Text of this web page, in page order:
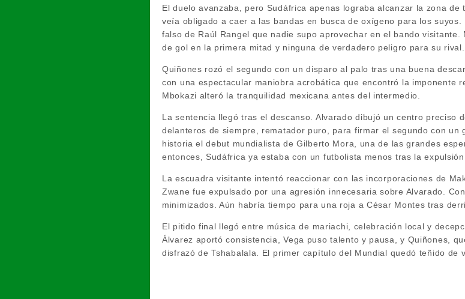
El duelo avanzaba, pero Sudáfrica apenas lograba alcanzar la zona
veía obligado a caer a las bandas en busca de oxígeno para los
falso de Raúl Rangel que nadie supo aprovechar en el bando
de gol en la primera mitad y ninguna de verdadero peligro para su rival.
Quiñones rozó el segundo con un disparo al palo tras una buena
con una espectacular maniobra acrobática que encontró la imponente
Mbokazi alteró la tranquilidad mexicana antes del intermedio.
La sentencia llegó tras el descanso. Alvarado dibujó un centro preciso
delanteros de siempre, rematador puro, para firmar el segundo con
historia el debut mundialista de Gilberto Mora, una de las grandes
entonces, Sudáfrica ya estaba con un futbolista menos tras la expulsión
La escuadra visitante intentó reaccionar con las incorporaciones de
Zwane fue expulsado por una agresión innecesaria sobre Alvarado.
minimizados. Aún habría tiempo para una roja a César Montes tras
El pitido final llegó entre música de mariachi, celebración local y
Álvarez aportó consistencia, Vega puso talento y pausa, y Quiñones,
disfrazó de Tshabalala. El primer capítulo del Mundial quedó teñido de